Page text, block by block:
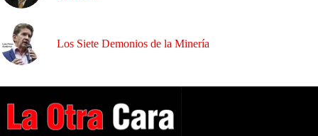
Los Siete Demonios de la Minería